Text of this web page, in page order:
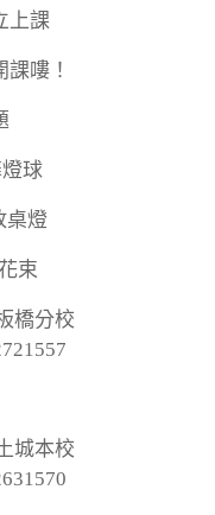
上課
嘍！
球
桌燈
束
橋分校
城本校